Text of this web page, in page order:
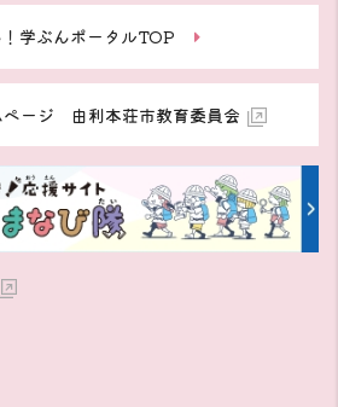
学ぶんポータルTOP
ページ 由利本荘市教育委員会